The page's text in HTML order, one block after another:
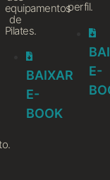
equipamentos
de
Pilates.
BAIXAR
E-
BOOK
perfil.
E-